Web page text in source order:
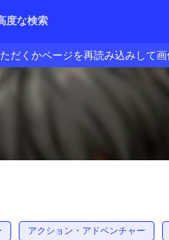
度な検索
だくかページを再読み込みして画
アクション・アドベンチャー